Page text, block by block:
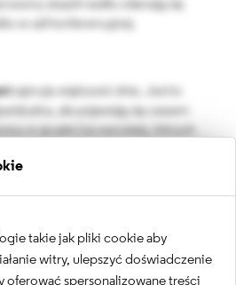
zespół rzadko zdarzają się
w sali konferencyjnej.
zajmuje większość dnia. Jest to
ale pojawiają się czasem
w grupie (np warsztaty, których
webowej).
można pogadać przy kawie.
kanał na zoom) jak i fizycznej w
z biur.
takie jak pliki cookie aby
witry, ulepszyć doświadczenie
oferować spersonalizowane treści